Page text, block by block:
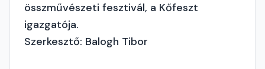
összművészeti fesztivál, a Kőfeszt
igazgatója.
Szerkesztő: Balogh Tibor